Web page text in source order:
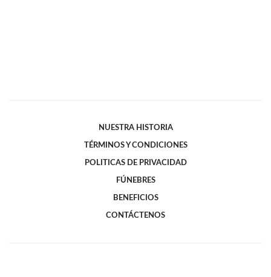
NUESTRA HISTORIA
TÉRMINOS Y CONDICIONES
POLITICAS DE PRIVACIDAD
FÚNEBRES
BENEFICIOS
CONTÁCTENOS